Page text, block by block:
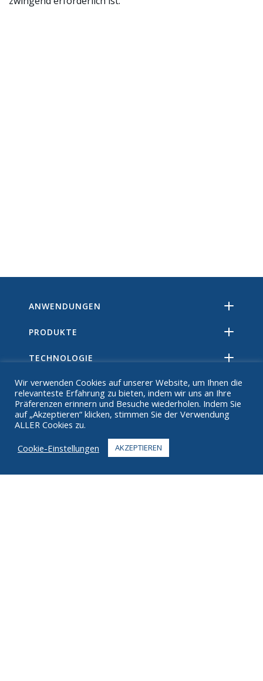
ANWENDUNGEN
PRODUKTE
TECHNOLOGIE
RESSOURCEN
ÜBER
Wir verwenden Cookies auf unserer Website, um Ihnen die
relevanteste Erfahrung zu bieten, indem wir uns an Ihre
Präferenzen erinnern und Besuche wiederholen. Indem Sie
auf „Akzeptieren“ klicken, stimmen Sie der Verwendung
ALLER Cookies zu.
Cookie-Einstellungen
AKZEPTIEREN